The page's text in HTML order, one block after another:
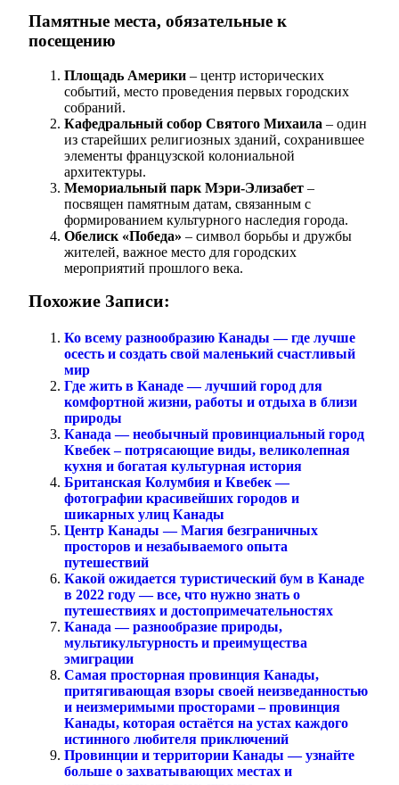
Памятные места, обязательные к
посещению
Площадь Америки – центр исторических
событий, место проведения первых городских
собраний.
Кафедральный собор Святого Михаила – один
из старейших религиозных зданий, сохранившее
элементы французской колониальной
архитектуры.
Мемориальный парк Мэри-Элизабет –
посвящен памятным датам, связанным с
формированием культурного наследия города.
Обелиск «Победа» – символ борьбы и дружбы
жителей, важное место для городских
мероприятий прошлого века.
Похожие Записи:
Ко всему разнообразию Канады — где лучше
осесть и создать свой маленький счастливый
мир
Где жить в Канаде — лучший город для
комфортной жизни, работы и отдыха в близи
природы
Канада — необычный провинциальный город
Квебек – потрясающие виды, великолепная
кухня и богатая культурная история
Британская Колумбия и Квебек —
фотографии красивейших городов и
шикарных улиц Канады
Центр Канады — Магия безграничных
просторов и незабываемого опыта
путешествий
Какой ожидается туристический бум в Канаде
в 2022 году — все, что нужно знать о
путешествиях и достопримечательностях
Канада — разнообразие природы,
мультикультурность и преимущества
эмиграции
Самая просторная провинция Канады,
притягивающая взоры своей неизведанностью
и неизмеримыми просторами – провинция
Канады, которая остаётся на устах каждого
истинного любителя приключений
Провинции и территории Канады — узнайте
больше о захватывающих местах и